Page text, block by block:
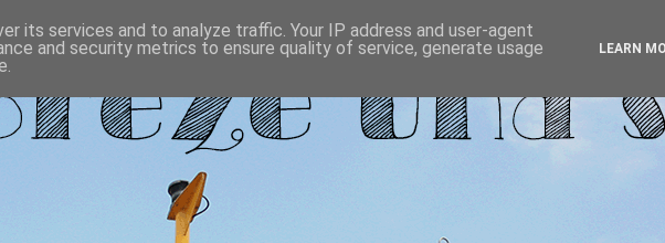
its services and to analyze traffic. Your IP address and user-agent
and security metrics to ensure quality of service, generate usage
LEARN